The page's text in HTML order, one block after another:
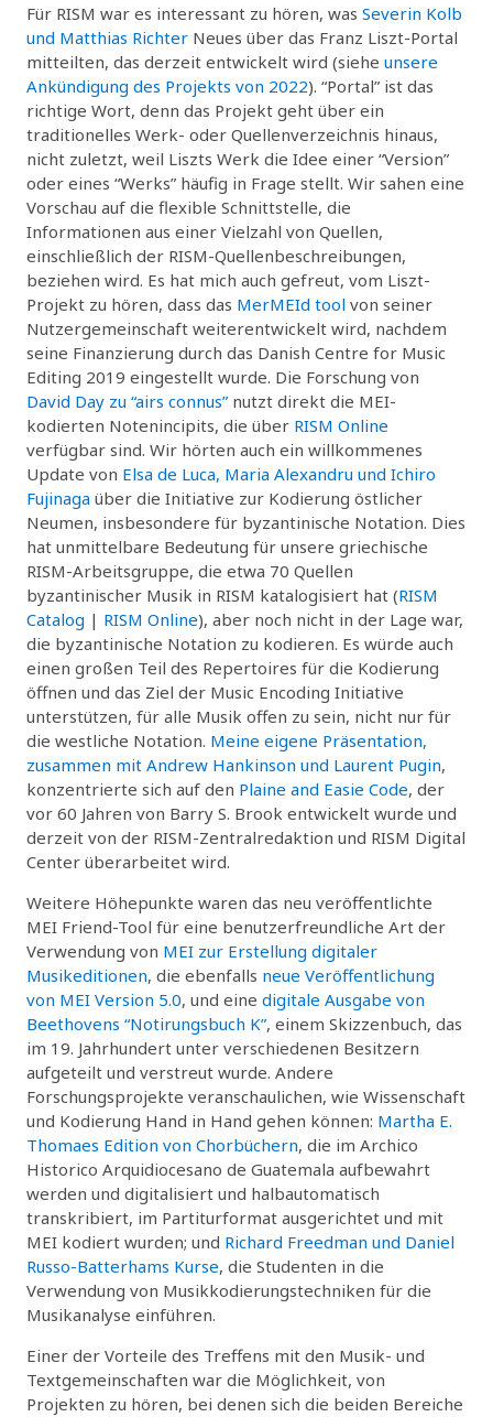
Für RISM war es interessant zu hören, was Severin Kolb
und Matthias Richter Neues über das Franz Liszt-Portal
mitteilten, das derzeit entwickelt wird (siehe unsere
Ankündigung des Projekts von 2022). “Portal” ist das
richtige Wort, denn das Projekt geht über ein
traditionelles Werk- oder Quellenverzeichnis hinaus,
nicht zuletzt, weil Liszts Werk die Idee einer “Version”
oder eines “Werks” häufig in Frage stellt. Wir sahen eine
Vorschau auf die flexible Schnittstelle, die
Informationen aus einer Vielzahl von Quellen,
einschließlich der RISM-Quellenbeschreibungen,
beziehen wird. Es hat mich auch gefreut, vom Liszt-
Projekt zu hören, dass das MerMEId tool von seiner
Nutzergemeinschaft weiterentwickelt wird, nachdem
seine Finanzierung durch das Danish Centre for Music
Editing 2019 eingestellt wurde. Die Forschung von
David Day zu “airs connus” nutzt direkt die MEI-
kodierten Notenincipits, die über RISM Online
verfügbar sind. Wir hörten auch ein willkommenes
Update von Elsa de Luca, Maria Alexandru und Ichiro
Fujinaga über die Initiative zur Kodierung östlicher
Neumen, insbesondere für byzantinische Notation. Dies
hat unmittelbare Bedeutung für unsere griechische
RISM-Arbeitsgruppe, die etwa 70 Quellen
byzantinischer Musik in RISM katalogisiert hat (RISM
Catalog | RISM Online), aber noch nicht in der Lage war,
die byzantinische Notation zu kodieren. Es würde auch
einen großen Teil des Repertoires für die Kodierung
öffnen und das Ziel der Music Encoding Initiative
unterstützen, für alle Musik offen zu sein, nicht nur für
die westliche Notation. Meine eigene Präsentation,
zusammen mit Andrew Hankinson und Laurent Pugin,
konzentrierte sich auf den Plaine and Easie Code, der
vor 60 Jahren von Barry S. Brook entwickelt wurde und
derzeit von der RISM-Zentralredaktion und RISM Digital
Center überarbeitet wird.
Weitere Höhepunkte waren das neu veröffentlichte
MEI Friend-Tool für eine benutzerfreundliche Art der
Verwendung von MEI zur Erstellung digitaler
Musikeditionen, die ebenfalls neue Veröffentlichung
von MEI Version 5.0, und eine digitale Ausgabe von
Beethovens “Notirungsbuch K”, einem Skizzenbuch, das
im 19. Jahrhundert unter verschiedenen Besitzern
aufgeteilt und verstreut wurde. Andere
Forschungsprojekte veranschaulichen, wie Wissenschaft
und Kodierung Hand in Hand gehen können: Martha E.
Thomaes Edition von Chorbüchern, die im Archico
Historico Arquidiocesano de Guatemala aufbewahrt
werden und digitalisiert und halbautomatisch
transkribiert, im Partiturformat ausgerichtet und mit
MEI kodiert wurden; und Richard Freedman und Daniel
Russo-Batterhams Kurse, die Studenten in die
Verwendung von Musikkodierungstechniken für die
Musikanalyse einführen.
Einer der Vorteile des Treffens mit den Musik- und
Textgemeinschaften war die Möglichkeit, von
Projekten zu hören, bei denen sich die beiden Bereiche